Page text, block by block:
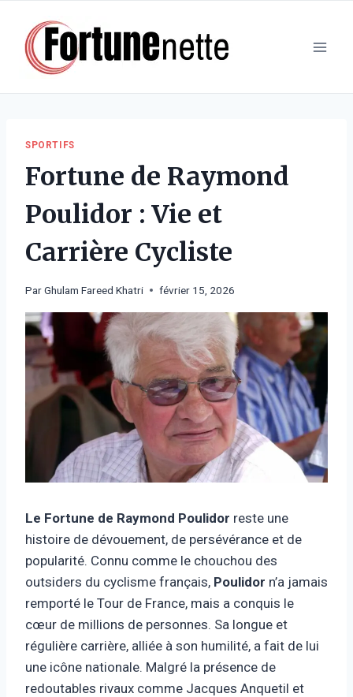
contenu
SPORTIFS
Fortune de Raymond
Poulidor : Vie et
Carrière Cycliste
ParGhulam Fareed Khatri février 15, 2026
Le Fortune de Raymond Poulidor reste une
histoire de dévouement, de persévérance et de
popularité. Connu comme le chouchou des
outsiders du cyclisme français, Poulidor n’a jamais
remporté le Tour de France, mais a conquis le
cœur de millions de personnes. Sa longue et
régulière carrière, alliée à son humilité, a fait de lui
une icône nationale. Malgré la présence de
redoutables rivaux comme Jacques Anquetil et